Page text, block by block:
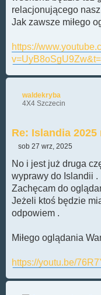
relacjonującego
Jak zawsze miłego
https://
waldekryba
4X4 Szczecin
Re: Islandia
o
s
t
sob 27 wrz, 2025
No i jest już druga
wyprawy do Islandii .
Zachęcam do
Jeżeli ktoś będzie
odpowiem .
Miłego oglądania
https://youtu.be/